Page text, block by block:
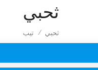
ثحبي
تيب / ثحبي